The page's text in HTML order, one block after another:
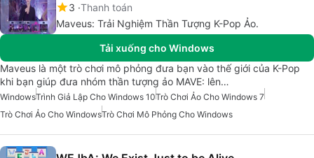
3 Thanh toán
Maveus: Trải Nghiệm Thần Tượng K-Pop Ảo.
Tải xuống cho Windows
Maveus là một trò chơi mô phỏng đưa bạn vào thế giới của K-Pop
khi bạn giúp đưa nhóm thần tượng ảo MAVE: lên…
WindowsTrình Giả Lập Cho Windows 10Trò Chơi Ảo Cho Windows 7
Trò Chơi Ảo Cho WindowsTrò Chơi Mô Phỏng Cho Windows